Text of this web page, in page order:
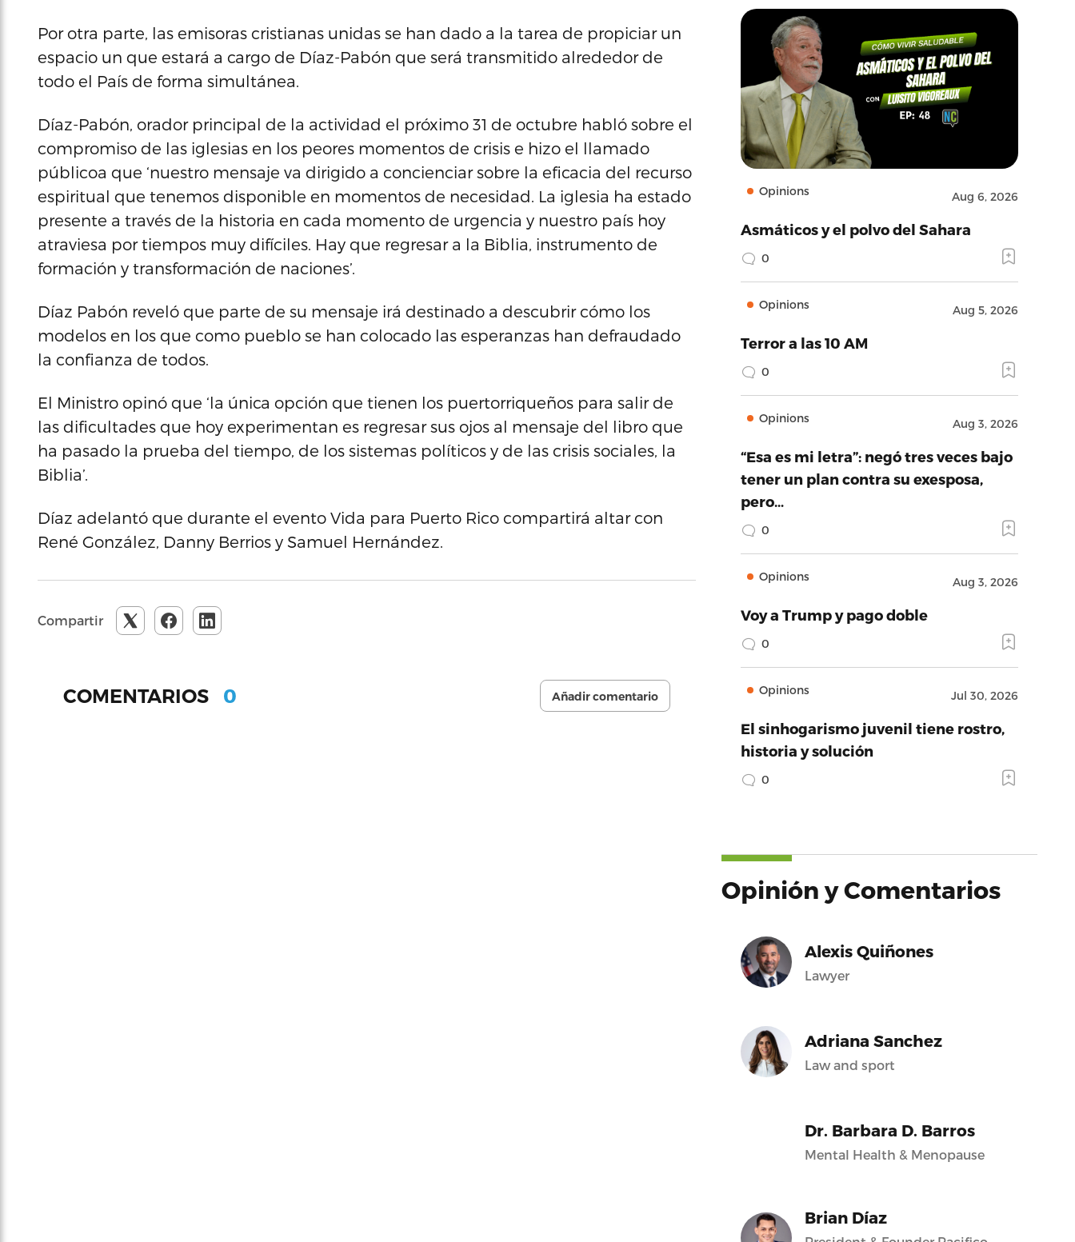
Por otra parte, las emisoras cristianas unidas se han dado a la tarea de propiciar un
espacio un que estará a cargo de Díaz-Pabón que será transmitido alrededor de
todo el País de forma simultánea.
Díaz-Pabón, orador principal de la actividad el próximo 31 de octubre habló sobre el
compromiso de las iglesias en los peores momentos de crisis e hizo el llamado
públicoa que ‘nuestro mensaje va dirigido a concienciar sobre la eficacia del recurso
espiritual que tenemos disponible en momentos de necesidad. La iglesia ha estado
presente a través de la historia en cada momento de urgencia y nuestro país hoy
atraviesa por tiempos muy difíciles. Hay que regresar a la Biblia, instrumento de
formación y transformación de naciones’.
Díaz Pabón reveló que parte de su mensaje irá destinado a descubrir cómo los
modelos en los que como pueblo se han colocado las esperanzas han defraudado
la confianza de todos.
El Ministro opinó que ‘la única opción que tienen los puertorriqueños para salir de
las dificultades que hoy experimentan es regresar sus ojos al mensaje del libro que
ha pasado la prueba del tiempo, de los sistemas políticos y de las crisis sociales, la
Biblia’.
Díaz adelantó que durante el evento Vida para Puerto Rico compartirá altar con
René González, Danny Berrios y Samuel Hernández.
Compartir
COMENTARIOS 0 Añadir comentario
Opinions Aug 6, 2026
Asmáticos y el polvo del Sahara
0
Opinions Aug 5, 2026
Terror a las 10 AM
0
Opinions Aug 3, 2026
“Esa es mi letra”: negó tres veces bajo
tener un plan contra su exesposa,
pero…
0
Opinions Aug 3, 2026
Voy a Trump y pago doble
0
Opinions Jul 30, 2026
El sinhogarismo juvenil tiene rostro,
historia y solución
0
Opinión y Comentarios
Alexis Quiñones
Lawyer
Adriana Sanchez
Law and sport
Dr. Barbara D. Barros
Mental Health & Menopause
Brian Díaz